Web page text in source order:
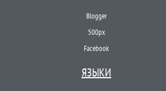
Blogger
500px
Facebook
ЯЗЫКИ